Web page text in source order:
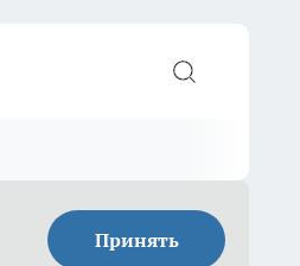
Принять